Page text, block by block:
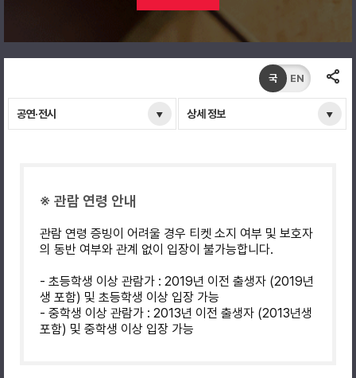
공연·전시 상세 정보
국 EN
※ 관람 연령 안내
관람 연령 증빙이 어려울 경우 티켓 소지 여부 및 보호자
의 동반 여부와 관계 없이 입장이 불가능합니다.
- 초등학생 이상 관람가 : 2019년 이전 출생자 (2019년
생 포함) 및 초등학생 이상 입장 가능
- 중학생 이상 관람가 : 2013년 이전 출생자 (2013년생
포함) 및 중학생 이상 입장 가능